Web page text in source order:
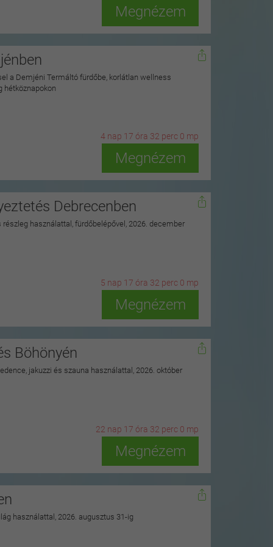
Megnézem
a Demjéni Termáltó fürdőbe, korlátlan wellness
hétköznapokon
4n ap17ó ra31p erc58 mp
Megnézem
Debrecenben
használattal, fürdőbelépővel, 2026. december
5n ap17ó ra31p erc58 mp
Megnézem
Böhönyén
jakuzzi és szauna használattal, 2026. október
22n ap17ó ra31p erc58 mp
Megnézem
használattal, 2026. augusztus 31-ig